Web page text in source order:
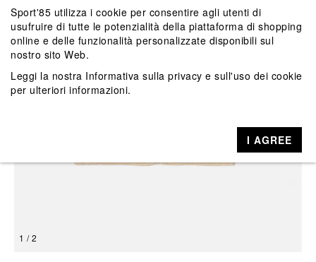
1 / 2
Sport'85 utilizza i cookie per consentire agli utenti di
usufruire di tutte le potenzialità della piattaforma di shopping
online e delle funzionalità personalizzate disponibili sul
nostro sito Web.
Leggi la nostra Informativa sulla privacy e sull'uso dei cookie
per ulteriori informazioni.
I AGREE